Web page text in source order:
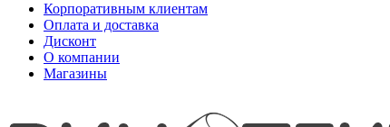
Корпоративным клиентам
Оплата и доставка
Дисконт
О компании
Магазины